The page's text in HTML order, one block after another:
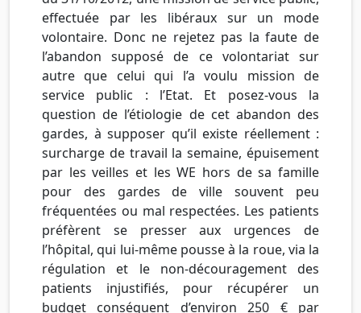
effectuée par les libéraux sur un mode
volontaire. Donc ne rejetez pas la faute de
l’abandon supposé de ce volontariat sur
autre que celui qui l’a voulu mission de
service public : l’Etat. Et posez-vous la
question de l’étiologie de cet abandon des
gardes, à supposer qu’il existe réellement :
surcharge de travail la semaine, épuisement
par les veilles et les WE hors de sa famille
pour des gardes de ville souvent peu
fréquentées ou mal respectées. Les patients
préfèrent se presser aux urgences de
l’hôpital, qui lui-même pousse à la roue, via la
régulation et le non-découragement des
patients injustifiés, pour récupérer un
budget conséquent d’environ 250 € par